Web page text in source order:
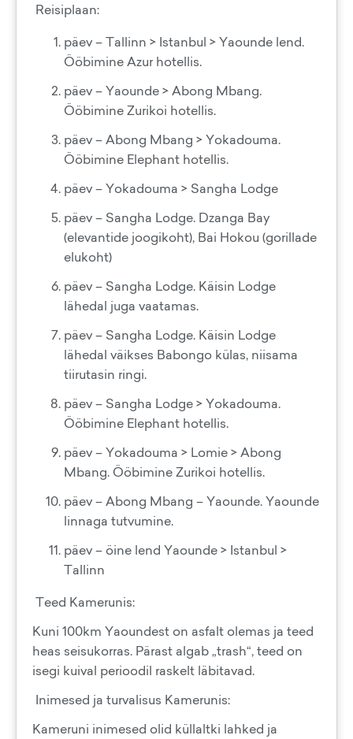
Reisiplaan:
päev – Tallinn > Istanbul > Yaounde lend.
Ööbimine Azur hotellis.
päev – Yaounde > Abong Mbang.
Ööbimine Zurikoi hotellis.
päev – Abong Mbang > Yokadouma.
Ööbimine Elephant hotellis.
päev – Yokadouma > Sangha Lodge
päev – Sangha Lodge. Dzanga Bay
(elevantide joogikoht), Bai Hokou (gorillade
elukoht)
päev – Sangha Lodge. Käisin Lodge
lähedal juga vaatamas.
päev – Sangha Lodge. Käisin Lodge
lähedal väikses Babongo külas, niisama
tiirutasin ringi.
päev – Sangha Lodge > Yokadouma.
Ööbimine Elephant hotellis.
päev – Yokadouma > Lomie > Abong
Mbang. Ööbimine Zurikoi hotellis.
päev – Abong Mbang – Yaounde. Yaounde
linnaga tutvumine.
päev – öine lend Yaounde > Istanbul >
Tallinn
Teed Kamerunis:
Kuni 100km Yaoundest on asfalt olemas ja teed
heas seisukorras. Pärast algab „trash“, teed on
isegi kuival perioodil raskelt läbitavad.
Inimesed ja turvalisus Kamerunis:
Kameruni inimesed olid küllaltki lahked ja